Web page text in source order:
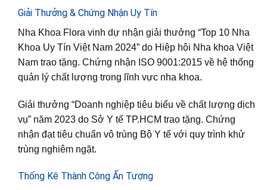
Giải Thưởng & Chứng Nhận Uy Tín
Nha Khoa Flora vinh dự nhận giải thưởng “Top 10 Nha
Khoa Uy Tín Việt Nam 2024” do Hiệp hội Nha khoa Việt
Nam trao tặng. Chứng nhận ISO 9001:2015 về hệ thống
quản lý chất lượng trong lĩnh vực nha khoa.
Giải thưởng “Doanh nghiệp tiêu biểu về chất lượng dịch
vụ” năm 2023 do Sở Y tế TP.HCM trao tặng. Chứng
nhận đạt tiêu chuẩn vô trùng Bộ Y tế với quy trình khử
trùng nghiêm ngặt.
Thống Kê Thành Công Ấn Tượng